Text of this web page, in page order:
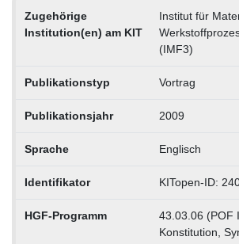
Zugehörige
Institution(en) am KIT
Institut für
(IMF3)
Publikationstyp Vortrag
Publikationsjahr 2009
Sprache Englisch
Identifikator KITopen-ID:
HGF-Programm
43.03.06 (POF
Konstitution,